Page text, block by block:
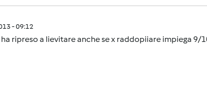
- 09:12
ha ripreso a lievitare anche se x raddopiiare impiega